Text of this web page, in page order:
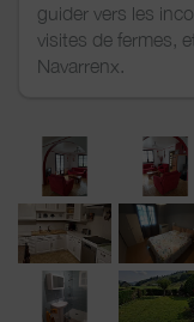
guider vers les
visites de fermes,
Navarrenx.